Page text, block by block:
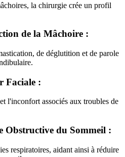
la chirurgie crée un profil
de la Mâchoire :
de déglutition et de parole
Faciale :
l'inconfort associés aux troubles de
Obstructive du Sommeil :
respiratoires, aidant ainsi à réduire